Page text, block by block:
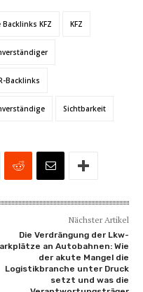
KFZ KFZ
Backlinks
Sichtbarkeit
Nächster Artikel
Die Verdrängung der Lkw-
an Autobahnen: Wie
der akute Mangel die
Logistikbranche unter Druck
setzt und was die